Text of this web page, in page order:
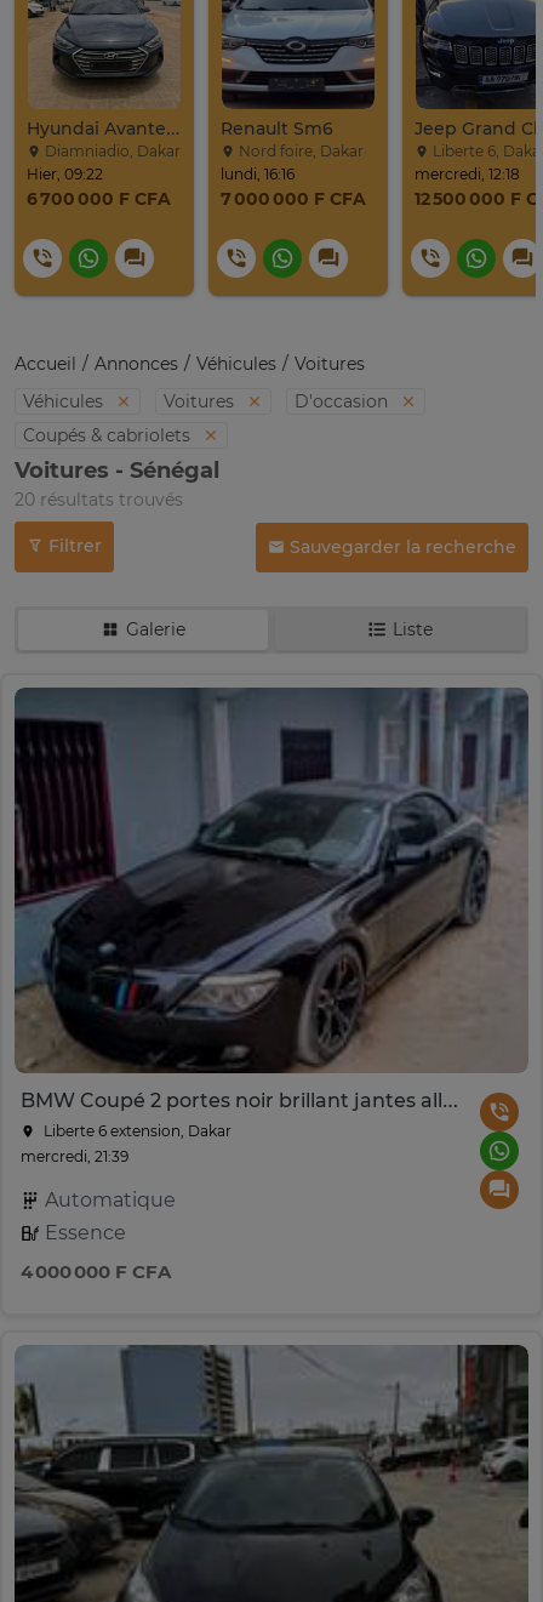
Hyundai Avante 2017
Diamniadio, Dakar
Hier, 09:22
6 700 000 F CFA
Renault Sm6
Nord foire, Dakar
lundi, 16:16
7 000 000 F CFA
Liberte 6,
mercredi, 12:18
12 500 000 F
Accueil Annonces Véhicules
Voitures
Véhicules
Voitures
D'occasion
Coupés & cabriolets
Voitures - Sénégal
20 résultats trouvés
Filtrer Sauvegarder la recherche
Galerie Liste
BMW Coupé 2 portes noir brillant jantes alliage sport
Liberte 6 extension, Dakar
mercredi, 21:39
Automatique
Essence
4 000 000 F CFA